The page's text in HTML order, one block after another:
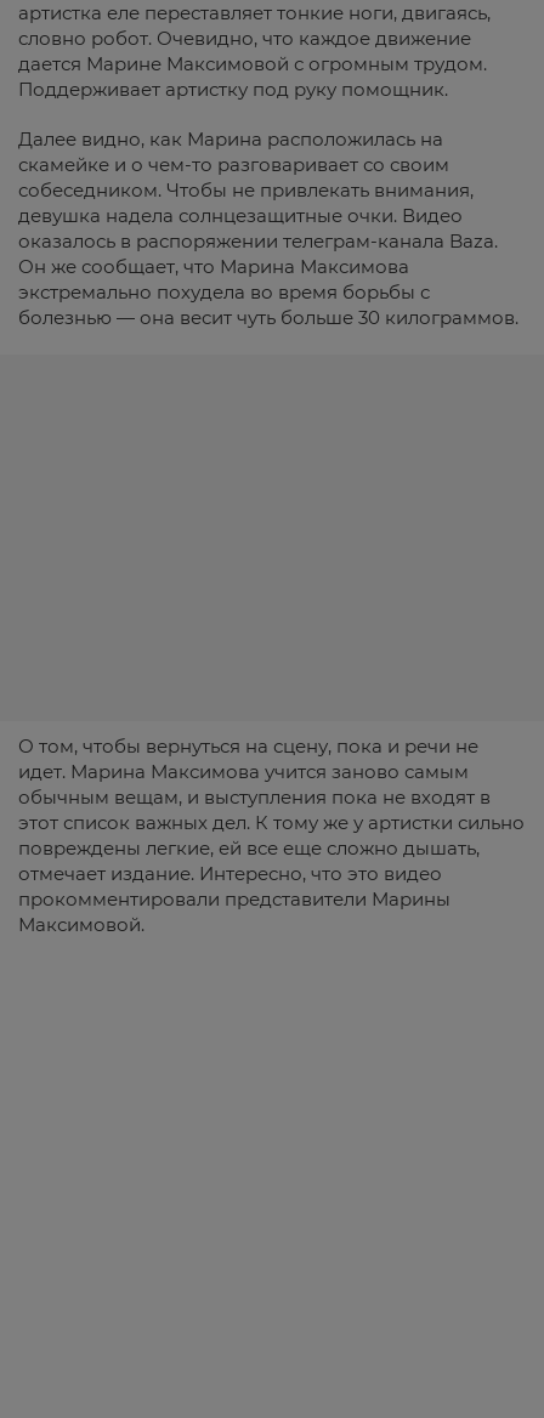
артистка еле переставляет тонкие ноги, двигаясь,
словно робот. Очевидно, что каждое движение
дается Марине Максимовой с огромным трудом.
Поддерживает артистку под руку помощник.
Далее видно, как Марина расположилась на
скамейке и о чем-то разговаривает со своим
собеседником. Чтобы не привлекать внимания,
девушка надела солнцезащитные очки. Видео
оказалось в распоряжении телеграм-канала Baza.
Он же сообщает, что Марина Максимова
экстремально похудела во время борьбы с
болезнью — она весит чуть больше 30 килограммов.
О том, чтобы вернуться на сцену, пока и речи не
идет. Марина Максимова учится заново самым
обычным вещам, и выступления пока не входят в
этот список важных дел. К тому же у артистки сильно
повреждены легкие, ей все еще сложно дышать,
отмечает издание. Интересно, что это видео
прокомментировали представители Марины
Максимовой.